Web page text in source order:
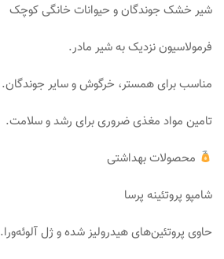
شیر خشک جوندگان و حیوانات خانگی کوچک
فرمولاسیون نزدیک به شیر مادر.
مناسب برای همستر، خرگوش و سایر جوندگان.
تامین مواد مغذی ضروری برای رشد و سلامت.
محصولات بهداشتی
شامپو پروتئینه پرسا
حاوی پروتئین‌های هیدرولیز شده و ژل آلوئه‌ورا.